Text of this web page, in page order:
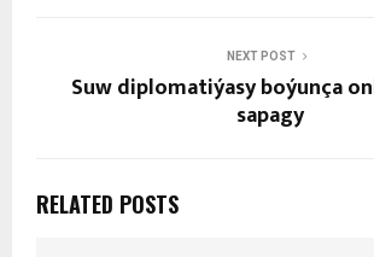
NEXT POST
Suw diplomatiýasy boýunça
sapagy
RELATED POSTS